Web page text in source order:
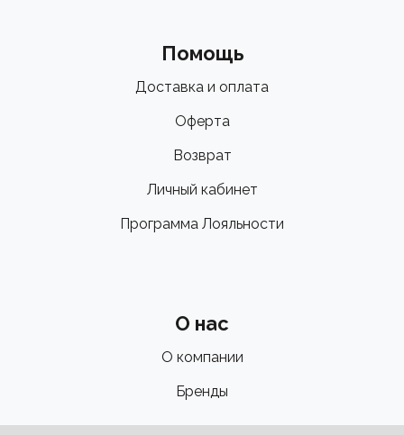
Помощь
Доставка и оплата
Оферта
Возврат
Личный кабинет
Программа Лояльности
О нас
О компании
Бренды